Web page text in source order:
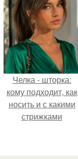
Челка - шторка:
кому подходит, как
носить и с какими
стрижками